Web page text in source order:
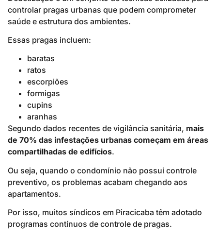
controlar pragas urbanas que podem comprometer
saúde e estrutura dos ambientes.
Essas pragas incluem:
baratas
ratos
escorpiões
formigas
cupins
aranhas
Segundo dados recentes de vigilância sanitária, mais
de 70% das infestações urbanas começam em áreas
compartilhadas de edifícios.
Ou seja, quando o condomínio não possui controle
preventivo, os problemas acabam chegando aos
apartamentos.
Por isso, muitos síndicos em Piracicaba têm adotado
programas contínuos de controle de pragas.